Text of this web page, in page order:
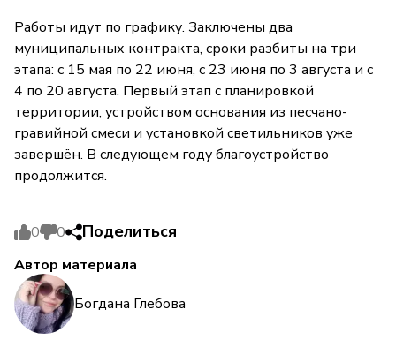
Работы идут по графику. Заключены два
муниципальных контракта, сроки разбиты на три
этапа: с 15 мая по 22 июня, с 23 июня по 3 августа и с
4 по 20 августа. Первый этап с планировкой
территории, устройством основания из песчано-
гравийной смеси и установкой светильников уже
завершён. В следующем году благоустройство
продолжится.
0 0 Поделиться
Автор материала
Богдана Глебова